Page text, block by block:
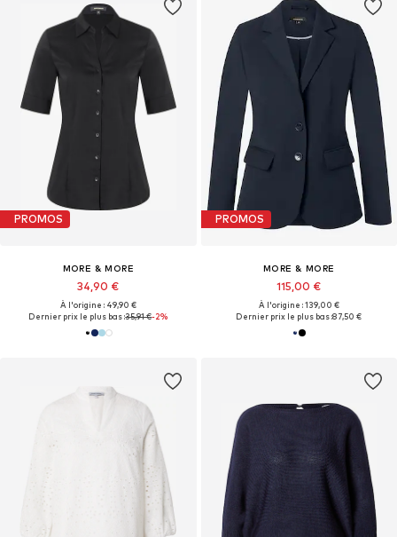
PROMOS
MORE & MORE
34,90 €
À l'origine : 49,90 €
Dernier prix le plus bas :35,91 €-2%
PROMOS
MORE & MORE
115,00 €
À l'origine : 139,00 €
Dernier prix le plus bas :87,50 €